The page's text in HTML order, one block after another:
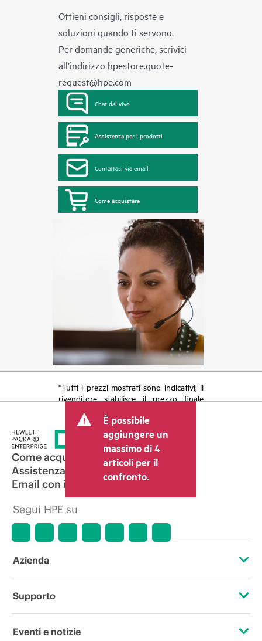
Ottieni consigli, risposte e
soluzioni quando ti servono.
Per domande generiche, scrivici
all’indirizzo hpestore.quote-
request@hpe.com
Chat dal vivo
Assistenza per i prodotti
Contattaci via email
Come acquistare
*Tutti i prezzi mostrati sono indicativi; il
rivenditore stabilisce il prezzo finale
costi, come le imposte sulla vendita/IVA
e le spese di spedizione. Il prezzo della
transazione stabilito dal rivenditore può
variare rispetto a quello di altri
rivenditori e al prezzo indicativo
mostrato. I prezzi indicativi possono
includere offerte promozionali a tempo
limitato. HPE si riserva il diritto di
applicare adeguamenti dei prezzi in
qualsiasi momento per motivi che
variazioni delle condizioni del mercato,
promozione ed errori negli annunci
È possibile
aggiungere un
massimo di 4
articoli per il
confronto.
Come acquistare
Assistenza per i prodotti
Email con il commerciale
Segui HPE su
Azienda
Informazioni su HPE
Supporto
Operational support services
Eventi e notizie